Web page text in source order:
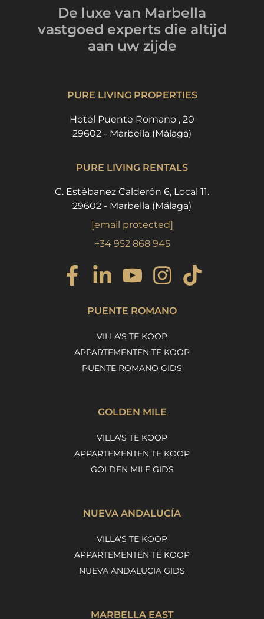
De luxe van Marbella
vastgoed experts die altijd
aan uw zijde
PURE LIVING PROPERTIES
Hotel Puente Romano , 20
29602 - Marbella (Málaga)
PURE LIVING RENTALS
C. Estébanez Calderón 6, Local 11.
29602 - Marbella (Málaga)
[email protected]
+34 952 868 945
PUENTE ROMANO
VILLA'S TE KOOP
APPARTEMENTEN TE KOOP
PUENTE ROMANO GIDS
GOLDEN MILE
VILLA'S TE KOOP
APPARTEMENTEN TE KOOP
GOLDEN MILE GIDS
NUEVA ANDALUCÍA
VILLA'S TE KOOP
APPARTEMENTEN TE KOOP
NUEVA ANDALUCIA GIDS
MARBELLA EAST